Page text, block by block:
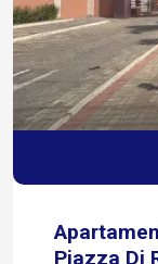
serviços Região com grande circulação de
pessoas e
público
que buscam
de
Piazza Di